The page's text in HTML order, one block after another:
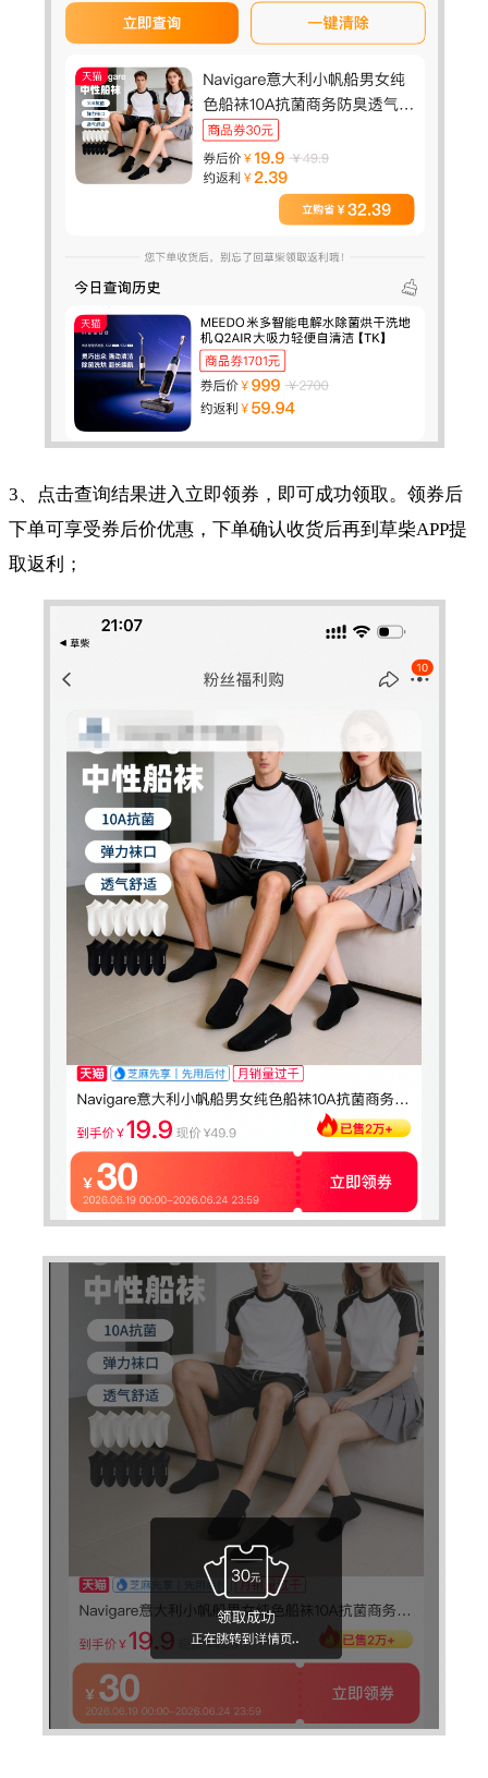
3、点击查询结果进入立即领券，即可成功领取。领券后
下单可享受券后价优惠，下单确认收货后再到草柴APP提
取返利；